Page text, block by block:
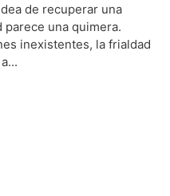
de recuperar una
una quimera.
inexistentes, la frialdad